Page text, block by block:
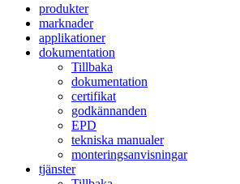
produkter
marknader
applikationer
dokumentation
Tillbaka
dokumentation
certifikat
godkännanden
EPD
tekniska manualer
monteringsanvisningar
tjänster